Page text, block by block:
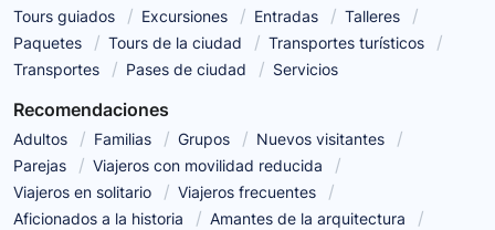
Tours guiados Excursiones Entradas
Talleres
Paquetes
Tours de la ciudad
Transportes turísticos
Transportes
Pases de ciudad Servicios
Recomendaciones
Adultos Familias Grupos
Nuevos visitantes
Parejas
Viajeros con movilidad reducida
Viajeros en solitario
Viajeros frecuentes
Aficionados a la historia
Amantes de la arquitectura